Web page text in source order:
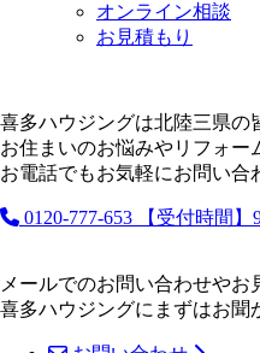
オンライン相談
お見積もり
喜多ハウジングは北陸三県の
お住まいのお悩みやリフォ
お電話でもお気軽にお問い合
0120-777-653 【受付時間
メールでのお問い合わせや
喜多ハウジングにまずはお聞